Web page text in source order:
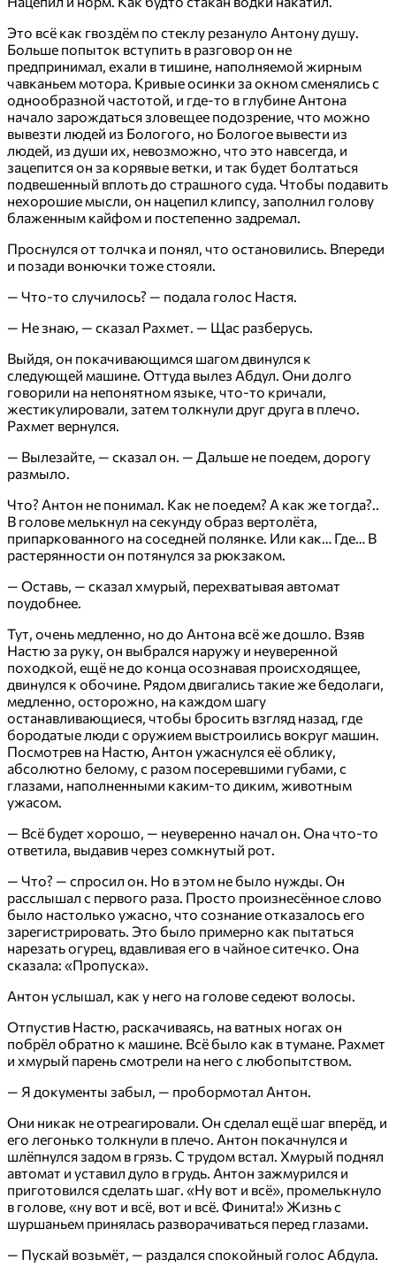
Это всё как гвоздём по стеклу резануло Антону душу.
Больше попыток вступить в разговор он не
предпринимал, ехали в тишине, наполняемой жирным
чавканьем мотора. Кривые осинки за окном сменялись с
однообразной частотой, и где-то в глубине Антона
начало зарождаться зловещее подозрение, что можно
вывезти людей из Бологого, но Бологое вывести из
людей, из души их, невозможно, что это навсегда, и
зацепится он за корявые ветки, и так будет болтаться
подвешенный вплоть до страшного суда. Чтобы подавить
нехорошие мысли, он нацепил клипсу, заполнил голову
блаженным кайфом и постепенно задремал.
Проснулся от толчка и понял, что остановились. Впереди
и позади вонючки тоже стояли.
— Что-то случилось? — подала голос Настя.
— Не знаю, — сказал Рахмет. — Щас разберусь.
Выйдя, он покачивающимся шагом двинулся к
следующей машине. Оттуда вылез Абдул. Они долго
говорили на непонятном языке, что-то кричали,
жестикулировали, затем толкнули друг друга в плечо.
Рахмет вернулся.
— Вылезайте, — сказал он. — Дальше не поедем, дорогу
размыло.
Что? Антон не понимал. Как не поедем? А как же тогда?..
В голове мелькнул на секунду образ вертолёта,
припаркованного на соседней полянке. Или как… Где… В
растерянности он потянулся за рюкзаком.
— Оставь, — сказал хмурый, перехватывая автомат
поудобнее.
Тут, очень медленно, но до Антона всё же дошло. Взяв
Настю за руку, он выбрался наружу и неуверенной
походкой, ещё не до конца осознавая происходящее,
двинулся к обочине. Рядом двигались такие же бедолаги,
медленно, осторожно, на каждом шагу
останавливающиеся, чтобы бросить взгляд назад, где
бородатые люди с оружием выстроились вокруг машин.
Посмотрев на Настю, Антон ужаснулся её облику,
абсолютно белому, с разом посеревшими губами, с
глазами, наполненными каким-то диким, животным
ужасом.
— Всё будет хорошо, — неуверенно начал он. Она что-то
ответила, выдавив через сомкнутый рот.
— Что? — спросил он. Но в этом не было нужды. Он
расслышал с первого раза. Просто произнесённое слово
было настолько ужасно, что сознание отказалось его
зарегистрировать. Это было примерно как пытаться
нарезать огурец, вдавливая его в чайное ситечко. Она
сказала: «Пропуска».
Антон услышал, как у него на голове седеют волосы.
Отпустив Настю, раскачиваясь, на ватных ногах он
побрёл обратно к машине. Всё было как в тумане. Рахмет
и хмурый парень смотрели на него с любопытством.
— Я документы забыл, — пробормотал Антон.
Они никак не отреагировали. Он сделал ещё шаг вперёд, и
его легонько толкнули в плечо. Антон покачнулся и
шлёпнулся задом в грязь. С трудом встал. Хмурый поднял
автомат и уставил дуло в грудь. Антон зажмурился и
приготовился сделать шаг. «Ну вот и всё», промелькнуло
в голове, «ну вот и всё, вот и всё. Финита!» Жизнь с
шуршаньем принялась разворачиваться перед глазами.
— Пускай возьмёт, — раздался спокойный голос Абдула.